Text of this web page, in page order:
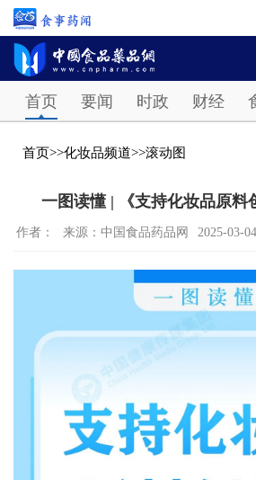
首页 要闻 时政 财经
首页>>化妆品频道>>滚动图
一图读懂 | 《支持化妆品原料
作者： 来源：中国食品药品网 2025-03-04